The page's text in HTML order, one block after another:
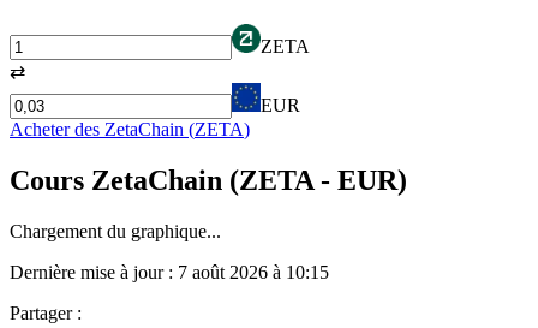
ZETA
⇄
EUR
Acheter des ZetaChain (ZETA)
Cours ZetaChain (ZETA - EUR)
Chargement du graphique...
Dernière mise à jour : 7 août 2026 à 10:15
Partager :